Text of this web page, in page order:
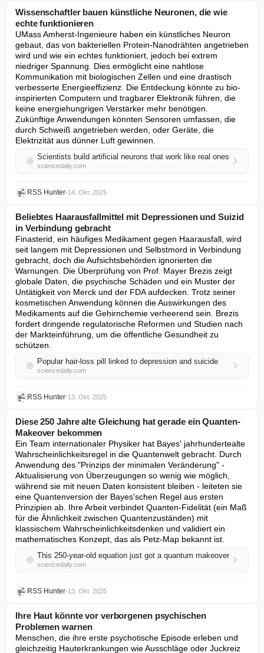
Wissenschaftler bauen künstliche Neuronen, die wie
echte funktionieren
UMass Amherst-Ingenieure haben ein künstliches Neuron
gebaut, das von bakteriellen Protein-Nanodrähten angetrieben
wird und wie ein echtes funktioniert, jedoch bei extrem
niedriger Spannung. Dies ermöglicht eine nahtlose
Kommunikation mit biologischen Zellen und eine drastisch
verbesserte Energieeffizienz. Die Entdeckung könnte zu bio-
inspirierten Computern und tragbarer Elektronik führen, die
keine energiehungrigen Verstärker mehr benötigen.
Zukünftige Anwendungen könnten Sensoren umfassen, die
durch Schweiß angetrieben werden, oder Geräte, die
Elektrizität aus dünner Luft gewinnen.
Scientists build artificial neurons that work like real ones
sciencedaily.com
RSS Hunter•14. Okt. 2025
Beliebtes Haarausfallmittel mit Depressionen und Suizid
in Verbindung gebracht
Finasterid, ein häufiges Medikament gegen Haarausfall, wird
seit langem mit Depressionen und Selbstmord in Verbindung
gebracht, doch die Aufsichtsbehörden ignorierten die
Warnungen. Die Überprüfung von Prof. Mayer Brezis zeigt
globale Daten, die psychische Schäden und ein Muster der
Untätigkeit von Merck und der FDA aufdecken. Trotz seiner
kosmetischen Anwendung können die Auswirkungen des
Medikaments auf die Gehirnchemie verheerend sein. Brezis
fordert dringende regulatorische Reformen und Studien nach
der Markteinführung, um die öffentliche Gesundheit zu
schützen.
Popular hair-loss pill linked to depression and suicide
sciencedaily.com
RSS Hunter•13. Okt. 2025
Diese 250 Jahre alte Gleichung hat gerade ein Quanten-
Makeover bekommen
Ein Team internationaler Physiker hat Bayes' jahrhundertealte
Wahrscheinlichkeitsregel in die Quantenwelt gebracht. Durch
Anwendung des "Prinzips der minimalen Veränderung" -
Aktualisierung von Überzeugungen so wenig wie möglich,
während sie mit neuen Daten konsistent bleiben - leiteten sie
eine Quantenversion der Bayes'schen Regel aus ersten
Prinzipien ab. Ihre Arbeit verbindet Quanten-Fidelität (ein Maß
für die Ähnlichkeit zwischen Quantenzuständen) mit
klassischem Wahrscheinlichkeitsdenken und validiert ein
mathematisches Konzept, das als Petz-Map bekannt ist.
This 250-year-old equation just got a quantum makeover
sciencedaily.com
RSS Hunter•13. Okt. 2025
Ihre Haut könnte vor verborgenen psychischen
Problemen warnen
Menschen, die ihre erste psychotische Episode erleben und
gleichzeitig Hauterkrankungen wie Ausschläge oder Juckreiz